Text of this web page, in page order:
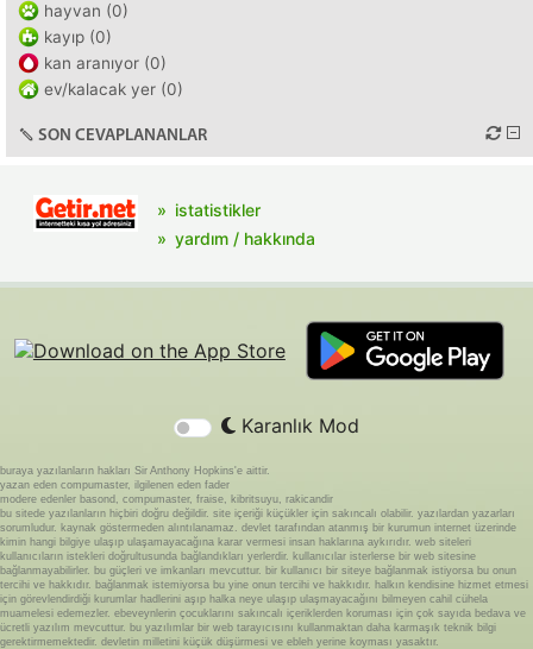
hayvan (0)
kayıp (0)
kan aranıyor (0)
ev/kalacak yer (0)
SON CEVAPLANANLAR
istatistikler
yardım / hakkında
Karanlık Mod
buraya yazılanların hakları Sir Anthony Hopkins'e aittir.
yazan eden compumaster, ilgilenen eden fader
modere edenler basond, compumaster, fraise, kibritsuyu, rakicandir
bu sitede yazılanların hiçbiri doğru değildir. site içeriği küçükler için sakıncalı olabilir. yazılardan yazarları
sorumludur. kaynak göstermeden alıntılanamaz. devlet tarafından atanmış bir kurumun internet üzerinde
kimin hangi bilgiye ulaşıp ulaşamayacağına karar vermesi insan haklarına aykırıdır. web siteleri
kullanıcıların istekleri doğrultusunda bağlandıkları yerlerdir. kullanıcılar isterlerse bir web sitesine
bağlanmayabilirler. bu güçleri ve imkanları mevcuttur. bir kullanıcı bir siteye bağlanmak istiyorsa bu onun
tercihi ve hakkıdır. bağlanmak istemiyorsa bu yine onun tercihi ve hakkıdır. halkın kendisine hizmet etmesi
için görevlendirdiği kurumlar hadlerini aşıp halka neye ulaşıp ulaşmayacağını bilmeyen cahil cühela
muamelesi edemezler. ebeveynlerin çocuklarını sakıncalı içeriklerden koruması için çok sayıda bedava ve
ücretli yazılım mevcuttur. bu yazılımlar bir web tarayıcısını kullanmaktan daha karmaşık teknik bilgi
gerektirmemektedir. devletin milletini küçük düşürmesi ve ebleh yerine koyması yasaktır.